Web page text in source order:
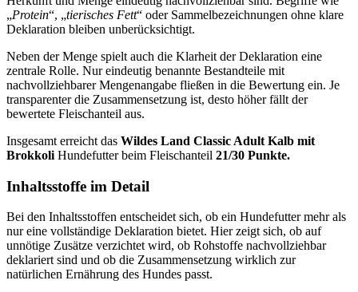
„Protein“, „tierisches Fett“ oder Sammelbezeichnungen ohne klare
Deklaration bleiben unberücksichtigt.
Neben der Menge spielt auch die Klarheit der Deklaration eine
zentrale Rolle. Nur eindeutig benannte Bestandteile mit
nachvollziehbarer Mengenangabe fließen in die Bewertung ein. Je
transparenter die Zusammensetzung ist, desto höher fällt der
bewertete Fleischanteil aus.
Insgesamt erreicht das Wildes Land Classic Adult Kalb mit
Brokkoli Hundefutter beim Fleischanteil 21/30 Punkte.
Inhaltsstoffe im Detail
Bei den Inhaltsstoffen entscheidet sich, ob ein Hundefutter mehr als
nur eine vollständige Deklaration bietet. Hier zeigt sich, ob auf
unnötige Zusätze verzichtet wird, ob Rohstoffe nachvollziehbar
deklariert sind und ob die Zusammensetzung wirklich zur
natürlichen Ernährung des Hundes passt.